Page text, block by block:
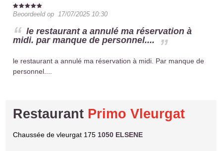
Beoordeeld op17/07/2025 10:30
le restaurant a annulé ma réservation à
midi. par manque de personnel....
le restaurant a annulé ma réservation à midi. Par manque de
personnel....
Restaurant Primo Vleurgat
Chaussée de vleurgat 1751050 ELSENE